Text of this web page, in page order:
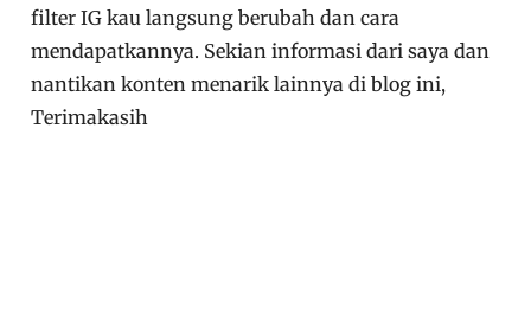
filter IG kau langsung berubah dan cara
mendapatkannya. Sekian informasi dari saya dan
nantikan konten menarik lainnya di blog ini,
Terimakasih